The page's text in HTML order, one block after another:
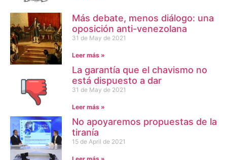
Más debate, menos diálogo: una
oposición anti-venezolana
31 de May de 2021
Leer más »
La garantía que el chavismo no
está dispuesto a dar
31 de May de 2021
Leer más »
No apoyaremos propuestas de la
tiranía
15 de April de 2021